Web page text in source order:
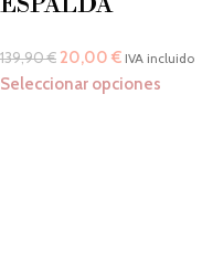
139,90€ 20,00 € IVA incluido
Seleccionar opciones